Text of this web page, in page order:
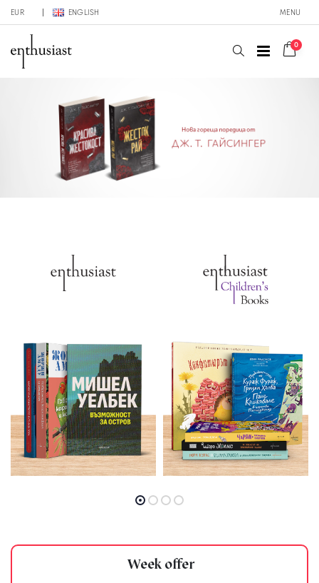
EUR ENGLISH MENU
0
Week offer